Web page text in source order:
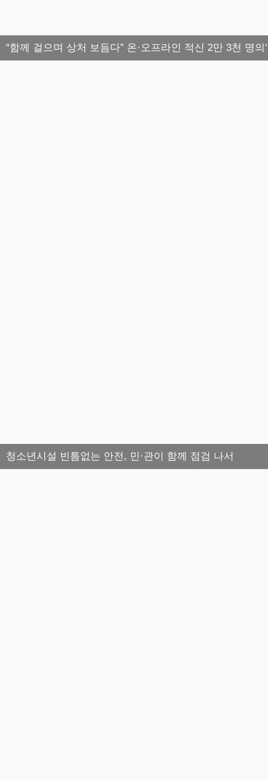
“함께 걸으며 상처 보듬다” 온·오프라인 적신 2만 3천 명의
청소년시설 빈틈없는 안전, 민·관이 함께 점검 나서